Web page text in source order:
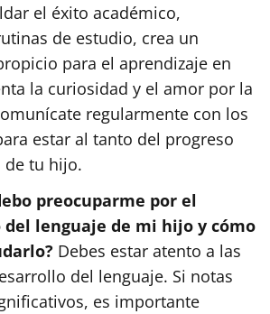
el éxito académico,
de estudio, crea un
para el aprendizaje en
la curiosidad y el amor por la
regularmente con los
estar al tanto del progreso
de tu hijo.
preocuparme por el
lenguaje de mi hijo y cómo
Debes estar atento a las
del lenguaje. Si notas
es importante